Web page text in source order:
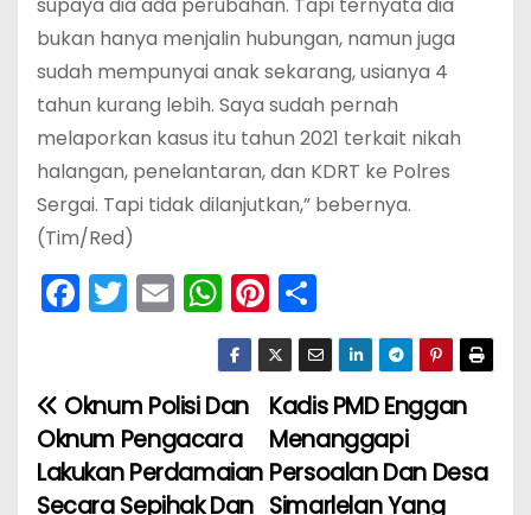
supaya dia ada perubahan. Tapi ternyata dia
bukan hanya menjalin hubungan, namun juga
sudah mempunyai anak sekarang, usianya 4
tahun kurang lebih. Saya sudah pernah
melaporkan kasus itu tahun 2021 terkait nikah
halangan, penelantaran, dan KDRT ke Polres
Sergai. Tapi tidak dilanjutkan,” bebernya.
(Tim/Red)
F
e
b
o
T
er
E
l
W
h
a
ts
A
p
Pi
nt
er
e
st
h
ar
e
N
a
Kadis PMD Enggan
Menanggapi
Persoalan Dan Desa
Simarlelan Yang
Oknum Polisi Dan
Oknum Pengacara
Lakukan Perdamaian
Secara Sepihak Dan